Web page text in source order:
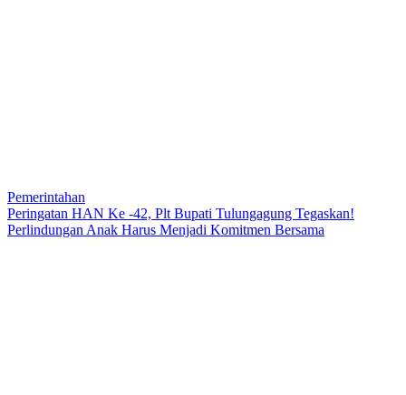
Pemerintahan
Peringatan HAN Ke -42, Plt Bupati Tulungagung Tegaskan!
Perlindungan Anak Harus Menjadi Komitmen Bersama